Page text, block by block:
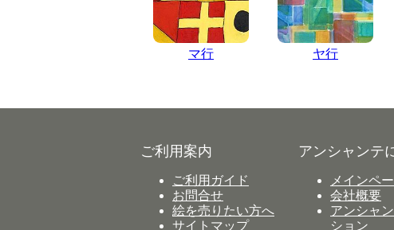
マ行 ヤ行
ご利用案内
ご利用ガイド
お問合せ
絵を売りたい方へ
サイトマップ
アンシャンテ
メインペ
会社概要
アンシャ
ション